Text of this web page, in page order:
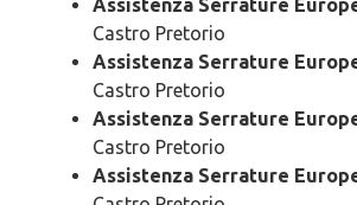
Assistenza Serrature
Castro Pretorio
Assistenza Serrature
Castro Pretorio
Assistenza Serrature
Castro Pretorio
Assistenza Serrature